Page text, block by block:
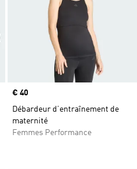
Prix
€ 40
Débardeur d’entraînement de
maternité
Femmes Performance